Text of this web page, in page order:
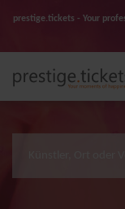
prestige.tickets - Your